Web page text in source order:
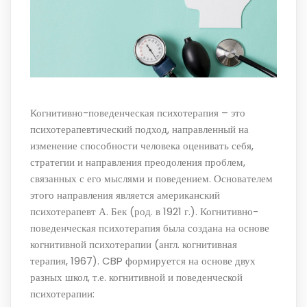
Когнитивно-поведенческая психотерапия – это
психотерапевтический подход, направленный на
изменение способности человека оценивать себя,
стратегии и направления преодоления проблем,
связанных с его мыслями и поведением. Основателем
этого направления является американский
психотерапевт А. Бек (род. в 1921 г.). Когнитивно-
поведенческая психотерапия была создана на основе
когнитивной психотерапии (англ. когнитивная
терапия, 1967). CBP формируется на основе двух
разных школ, т.е. когнитивной и поведенческой
психотерапии: